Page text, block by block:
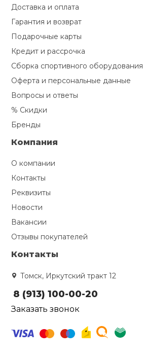
Доставка и оплата
Гарантия и возврат
Подарочные карты
Кредит и рассрочка
Сборка спортивного оборудования
Оферта и персональные данные
Вопросы и ответы
% Скидки
Бренды
Компания
О компании
Контакты
Реквизиты
Новости
Вакансии
Отзывы покупателей
Контакты
Томск, Иркутский тракт 12
8 (913) 100-00-20
Заказать звонок